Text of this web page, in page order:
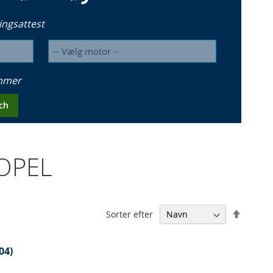
Sorter efter